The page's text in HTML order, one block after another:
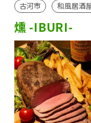
古河市 和風居酒
燻 -IBURI-